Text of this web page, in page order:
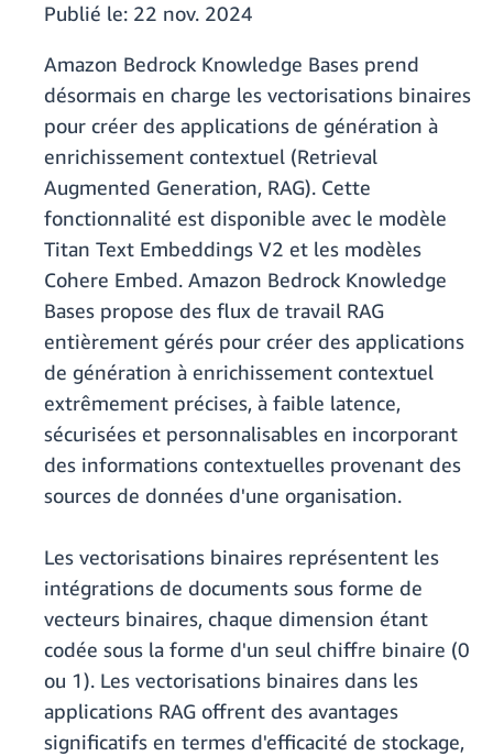
Publié le: 22 nov. 2024
Amazon Bedrock Knowledge Bases prend
désormais en charge les vectorisations binaires
pour créer des applications de génération à
enrichissement contextuel (Retrieval
Augmented Generation, RAG). Cette
fonctionnalité est disponible avec le modèle
Titan Text Embeddings V2 et les modèles
Cohere Embed. Amazon Bedrock Knowledge
Bases propose des flux de travail RAG
entièrement gérés pour créer des applications
de génération à enrichissement contextuel
extrêmement précises, à faible latence,
sécurisées et personnalisables en incorporant
des informations contextuelles provenant des
sources de données d'une organisation.
Les vectorisations binaires représentent les
intégrations de documents sous forme de
vecteurs binaires, chaque dimension étant
codée sous la forme d'un seul chiffre binaire (0
ou 1). Les vectorisations binaires dans les
applications RAG offrent des avantages
significatifs en termes d'efficacité de stockage,